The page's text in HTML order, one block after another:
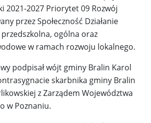
2021-2027 Priorytet 09 Rozwój
przez Społeczność Działanie
ogólna oraz
w ramach rozwoju lokalnego.
podpisał wójt gminy Bralin Karol
skarbnika gminy Bralin
z Zarządem Województwa
w Poznaniu.